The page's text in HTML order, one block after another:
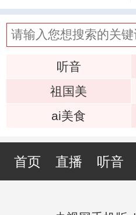
听音
祖国美
ai美食
首页 直播 听音